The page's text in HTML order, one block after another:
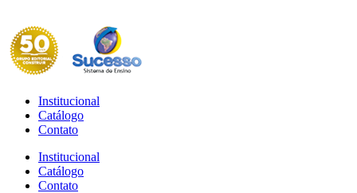
Institucional
Catálogo
Contato
Institucional
Catálogo
Contato